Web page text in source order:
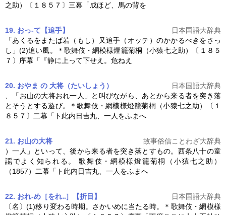
之助）〔１８５７〕三幕「成ほど、馬の背を
19. おっ‐て【追手】
日本国語大辞典
「あくるをまたば若（もし）又追手（オッテ）のかかるべきをさっ
し」(2)追い風。＊歌舞伎・ 網模様燈籠菊桐 （小猿七之助）〔１８５
７〕序幕「『静に上って下せえ。危ねえ
20. おやま の 大将（たいしょう）
日本国語大辞典
、「お山の大将おれ一人」と叫びながら、あとから来る者を突き落
とそうとする遊び。＊歌舞伎・ 網模様燈籠菊桐 （小猿七之助）〔１
８５７〕二幕「ト此内日吉丸、一人をふまへ
21. お山の大将
故事俗信ことわざ大辞典
）一人」といって、後から来る者を突き落とすもの。西条八十の童
謡でよく知られる。 歌舞伎・ 網模様燈籠菊桐
（小猿七之助）
（1857）二幕「ト此内日吉丸、一人をふまへ
22. おれ‐め［をれ‥］【折目】
日本国語大辞典
〔名〕(1)移り変わる時期。さかいめに当たる時。＊歌舞伎・ 網模様